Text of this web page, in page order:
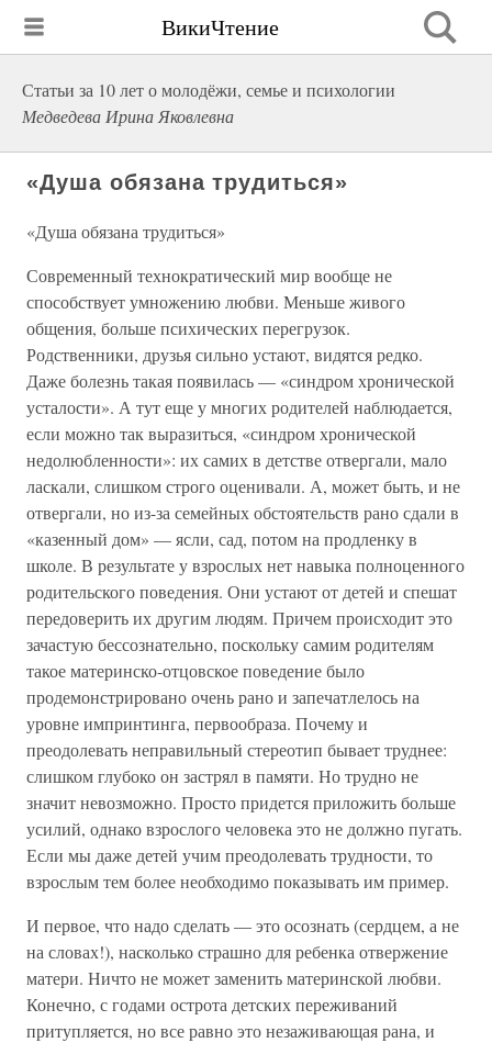
ВикиЧтение
Статьи за 10 лет о молодёжи, семье и психологии
Медведева Ирина Яковлевна
«Душа обязана трудиться»
«Душа обязана трудиться»
Современный технократический мир вообще не
способствует умножению любви. Меньше живого
общения, больше психических перегрузок.
Родственники, друзья сильно устают, видятся редко.
Даже болезнь такая появилась — «синдром хронической
усталости». А тут еще у многих родителей наблюдается,
если можно так выразиться, «синдром хронической
недолюбленности»: их самих в детстве отвергали, мало
ласкали, слишком строго оценивали. А, может быть, и не
отвергали, но из-за семейных обстоятельств рано сдали в
«казенный дом» — ясли, сад, потом на продленку в
школе. В результате у взрослых нет навыка полноценного
родительского поведения. Они устают от детей и спешат
передоверить их другим людям. Причем происходит это
зачастую бессознательно, поскольку самим родителям
такое материнско-отцовское поведение было
продемонстрировано очень рано и запечатлелось на
уровне импринтинга, первообраза. Почему и
преодолевать неправильный стереотип бывает труднее:
слишком глубоко он застрял в памяти. Но трудно не
значит невозможно. Просто придется приложить больше
усилий, однако взрослого человека это не должно пугать.
Если мы даже детей учим преодолевать трудности, то
взрослым тем более необходимо показывать им пример.
И первое, что надо сделать — это осознать (сердцем, а не
на словах!), насколько страшно для ребенка отвержение
матери. Ничто не может заменить материнской любви.
Конечно, с годами острота детских переживаний
притупляется, но все равно это незаживающая рана, и